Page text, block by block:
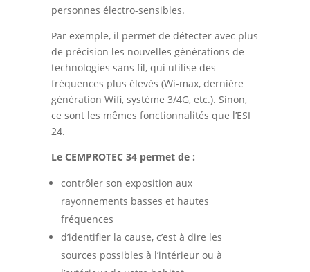
personnes électro-sensibles.
Par exemple, il permet de détecter avec plus
de précision les nouvelles générations de
technologies sans fil, qui utilise des
fréquences plus élevés (Wi-max, dernière
génération Wifi, système 3/4G, etc.). Sinon,
ce sont les mêmes fonctionnalités que l’ESI
24.
Le CEMPROTEC 34 permet de :
contrôler son exposition aux
rayonnements basses et hautes
fréquences
d’identifier la cause, c’est à dire les
sources possibles à l’intérieur ou à